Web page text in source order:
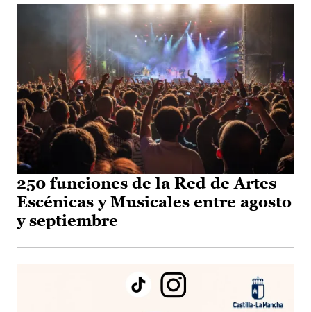
250 funciones de la Red de Artes
Escénicas y Musicales entre agosto
y septiembre